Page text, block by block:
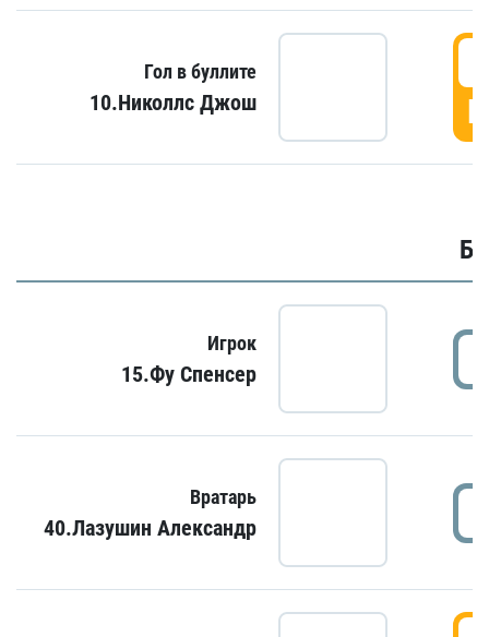
Гол в буллите
10.Николлс Джош
Игрок
15.Фу Спенсер
Вратарь
40.Лазушин Александр